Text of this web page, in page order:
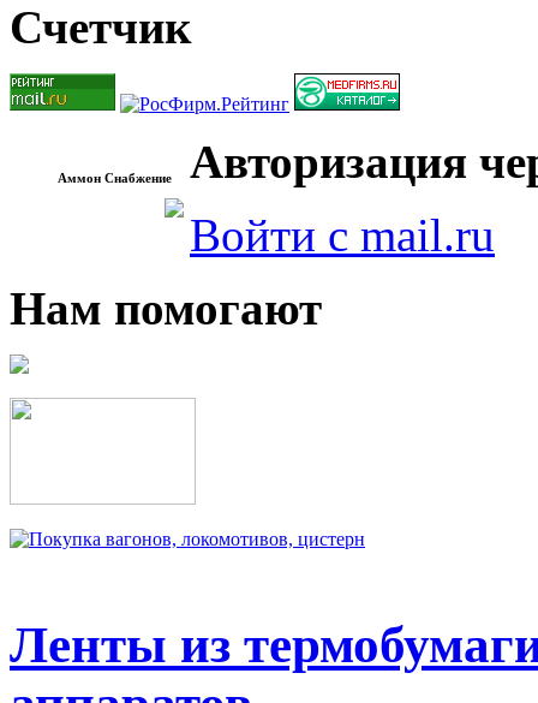
Счетчик
Аммон Снабжение
Авторизация
Войти с mail.ru
Нам помогают
Ленты из